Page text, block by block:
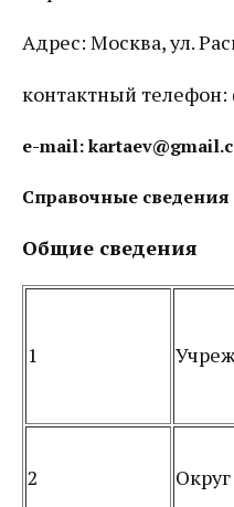
Адрес: Москва, ул.
контактный телефон:
e-mail:
Справочные сведения
Общие сведения
1
2 Округ